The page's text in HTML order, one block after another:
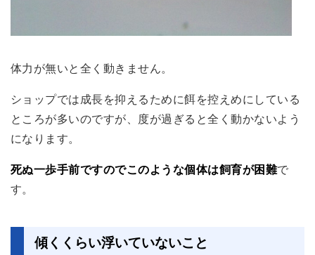
体力が無いと全く動きません。
ショップでは成長を抑えるために餌を控えめにしている
ところが多いのですが、度が過ぎると全く動かないよう
になります。
死ぬ一歩手前ですのでこのような個体は飼育が困難で
す。
傾くくらい浮いていないこと